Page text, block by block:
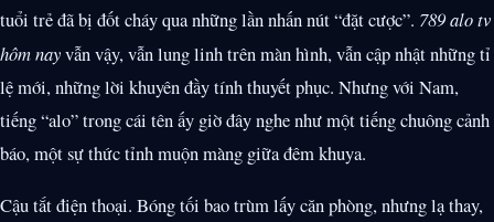
tuổi trẻ đã bị đốt cháy qua những lần nhấn nút “đặt cược”. 789 alo tv
hôm nayvẫn vậy, vẫn lung linh trên màn hình, vẫn cập nhật những tỉ
lệ mới, những lời khuyên đầy tính thuyết phục. Nhưng với Nam,
tiếng “alo” trong cái tên ấy giờ đây nghe như một tiếng chuông cảnh
báo, một sự thức tỉnh muộn màng giữa đêm khuya.
Cậu tắt điện thoại. Bóng tối bao trùm lấy căn phòng, nhưng lạ thay,